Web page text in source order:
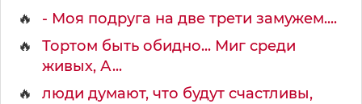
🔥
- Моя подруга на две трети замужем....
🔥
Тортом быть обидно... Миг среди
живых, А...
🔥
люди думают, что будут счастливы,